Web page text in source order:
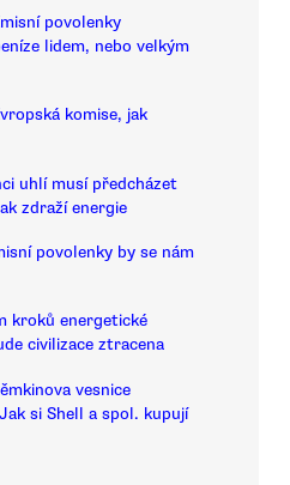
povolenky
lidem, nebo velkým
komise, jak
uhlí musí předcházet
zdraží energie
povolenky by se nám
kroků energetické
civilizace ztracena
vesnice
si Shell a spol. kupují